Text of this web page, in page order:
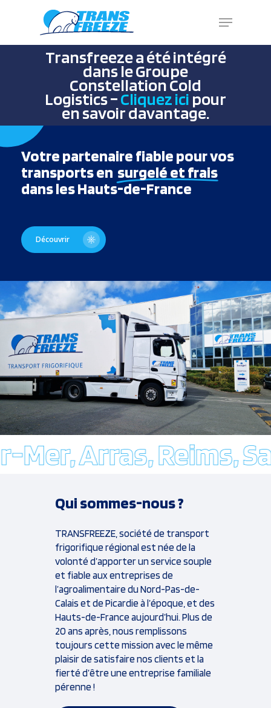
content
Menu
Transfreeze a été intégré
dans le Groupe
Constellation Cold
Logistics –Cliquez ici pour
en savoir davantage.
Votre partenaire fiable pour vos
transports en surgelé et frais
dans les Hauts-de-France
Découvrir
Reims,
Qui sommes-nous ?
TRANSFREEZE, société de transport
frigorifique régional est née de la
volonté d’apporter un service souple
et fiable aux entreprises de
l’agroalimentaire du Nord-Pas-de-
Calais et de Picardie à l’époque, et des
Hauts-de-France aujourd’hui. Plus de
20 ans après, nous remplissons
toujours cette mission avec le même
plaisir de satisfaire nos clients et la
fierté d’être une entreprise familiale
pérenne !